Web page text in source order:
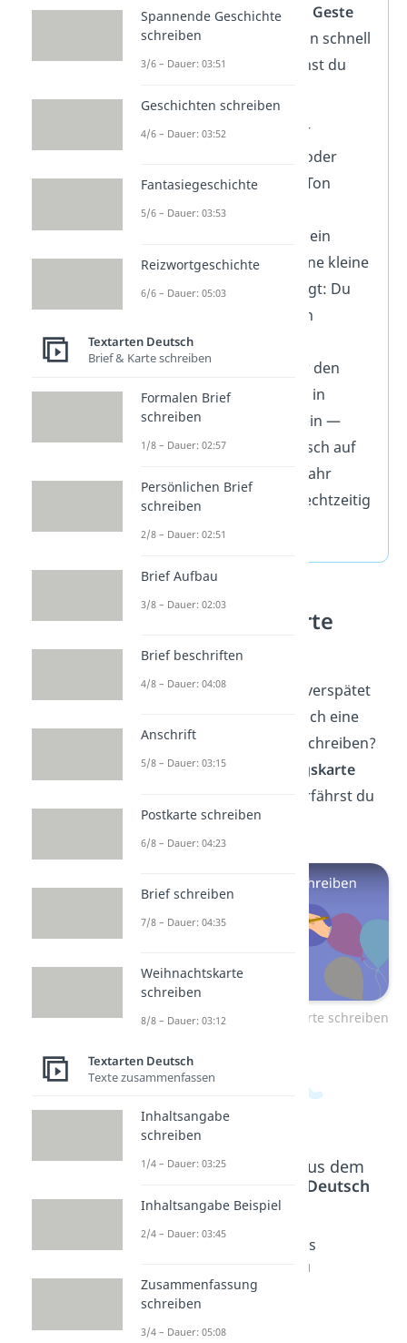
Aber mit einernetten Geste
kannst du die Situation schnell
entschärfen. Hier siehst du
Nachricht:
Ob per
WhatsApp, Karte oder
Sprachnotiz: Der Ton
macht die Musik!
Ein Kaffee, ein
Gutschein oder eine kleine
Überraschung zeigt: Du
hast an die Person
gedacht.
Kalender:
Trag dir den
Geburtstag direkt in
deinen Kalender ein —
digital oder klassisch auf
Papier. Nächstes Jahr
denkst du dann rechtzeitig
dran.
Geburtstagskarte
schreiben
Du möchtest nicht nur verspätet
gratulieren, sondern auch eine
persönliche Botschaft schreiben?
Wie du eine
Geburtstagskarte
, erfährst du
hier!
Zum Video: Geburtstagskarte schreiben
Beliebte Inhalte aus dem
Textarten Deutsch
Was
man
sich
zum
nsche
Dauer:
Geburts
tagswü
Spannende Geschichte
schreiben
3/6 – Dauer: 03:51
Geschichten schreiben
4/6 – Dauer: 03:52
Fantasiegeschichte
5/6 – Dauer: 03:53
Reizwortgeschichte
6/6 – Dauer: 05:03
Textarten Deutsch
Brief & Karte schreiben
Formalen Brief
schreiben
1/8 – Dauer: 02:57
Persönlichen Brief
schreiben
2/8 – Dauer: 02:51
Brief Aufbau
3/8 – Dauer: 02:03
Brief beschriften
4/8 – Dauer: 04:08
Anschrift
5/8 – Dauer: 03:15
Postkarte schreiben
6/8 – Dauer: 04:23
Brief schreiben
7/8 – Dauer: 04:35
Weihnachtskarte
schreiben
8/8 – Dauer: 03:12
Textarten Deutsch
Texte zusammenfassen
Inhaltsangabe
schreiben
1/4 – Dauer: 03:25
Inhaltsangabe Beispiel
2/4 – Dauer: 03:45
Zusammenfassung
schreiben
3/4 – Dauer: 05:08